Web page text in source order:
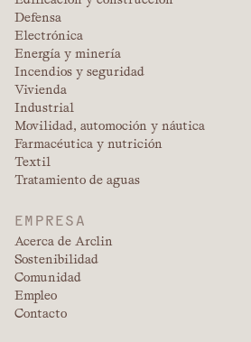
Defensa
Electrónica
Energía y minería
Incendios y seguridad
Vivienda
Industrial
Movilidad, automoción y náutica
Farmacéutica y nutrición
Textil
Tratamiento de aguas
EMPRESA
Acerca de Arclin
Sostenibilidad
Comunidad
Empleo
Contacto